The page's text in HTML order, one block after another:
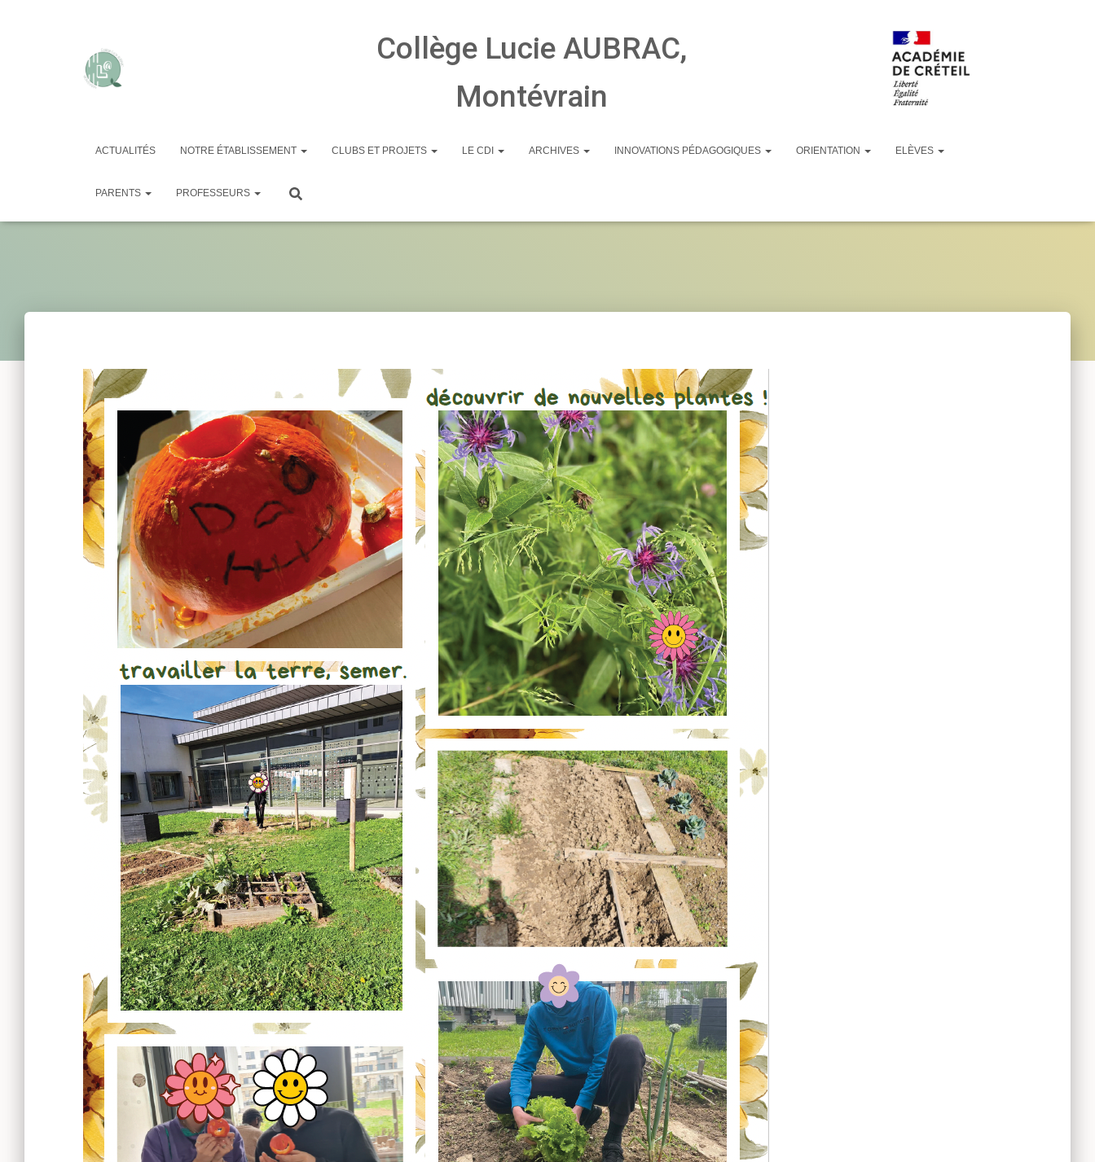
Collège Lucie AUBRAC,
Montévrain
ACTUALITÉS NOTRE ÉTABLISSEMENT CLUBS ET PROJETS LE CDI ARCHIVES INNOVATIONS PÉDAGOGIQUES ORIENTATION ELÈVES
PARENTS PROFESSEURS